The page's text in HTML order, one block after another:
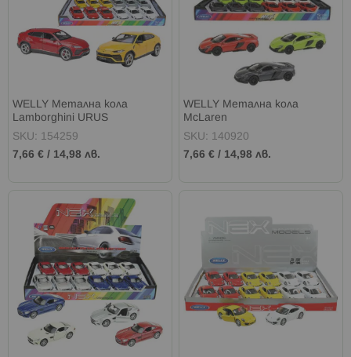
WELLY Метална кола
Lamborghini URUS
SKU: 154259
7,66 € / 14,98 лв.
WELLY Метална кола
McLaren
SKU: 140920
7,66 € / 14,98 лв.